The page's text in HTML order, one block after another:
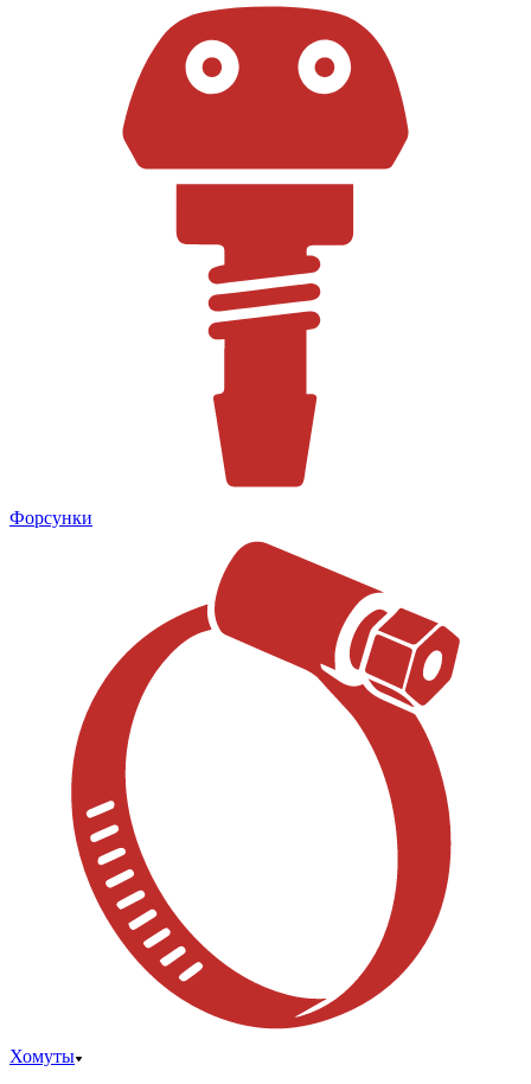
Форсунки
Хомуты